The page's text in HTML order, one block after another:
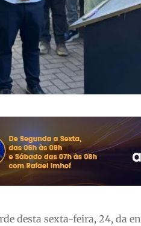
desta sexta-feira, 24, da